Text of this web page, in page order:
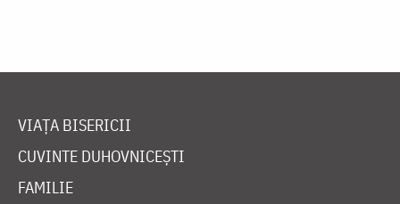
VIAȚA BISERICII
CUVINTE DUHOVNICEȘTI
FAMILIE